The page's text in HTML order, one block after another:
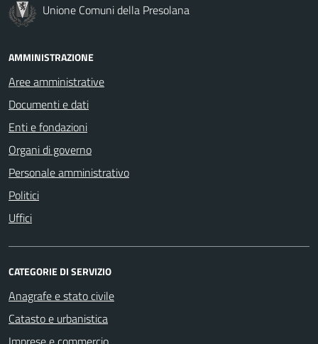
Unione Comuni della Presolana
AMMINISTRAZIONE
Aree amministrative
Documenti e dati
Enti e fondazioni
Organi di governo
Personale amministrativo
Politici
Uffici
CATEGORIE DI SERVIZIO
Anagrafe e stato civile
Catasto e urbanistica